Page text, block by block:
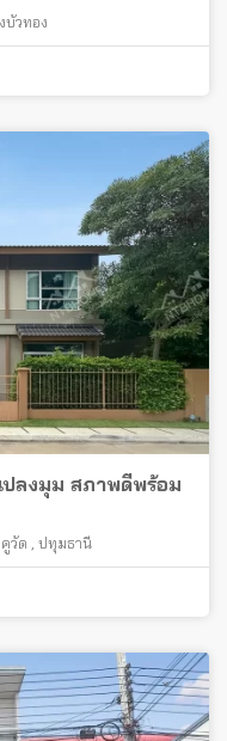
บัวทอง
ลงมุม สภาพดีพร้อม
วัด ปทุมธานี